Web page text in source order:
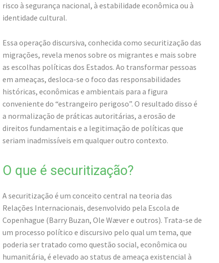
risco à segurança nacional, à estabilidade econômica ou à
identidade cultural.
Essa operação discursiva, conhecida como securitização das
migrações, revela menos sobre os migrantes e mais sobre
as escolhas políticas dos Estados. Ao transformar pessoas
em ameaças, desloca-se o foco das responsabilidades
históricas, econômicas e ambientais para a figura
conveniente do “estrangeiro perigoso”. O resultado disso é
a normalização de práticas autoritárias, a erosão de
direitos fundamentais e a legitimação de políticas que
seriam inadmissíveis em qualquer outro contexto.
O que é securitização?
A securitização é um conceito central na teoria das
Relações Internacionais, desenvolvido pela Escola de
Copenhague (Barry Buzan, Ole Wæver e outros). Trata-se de
um processo político e discursivo pelo qual um tema, que
poderia ser tratado como questão social, econômica ou
humanitária, é elevado ao status de ameaça existencial à